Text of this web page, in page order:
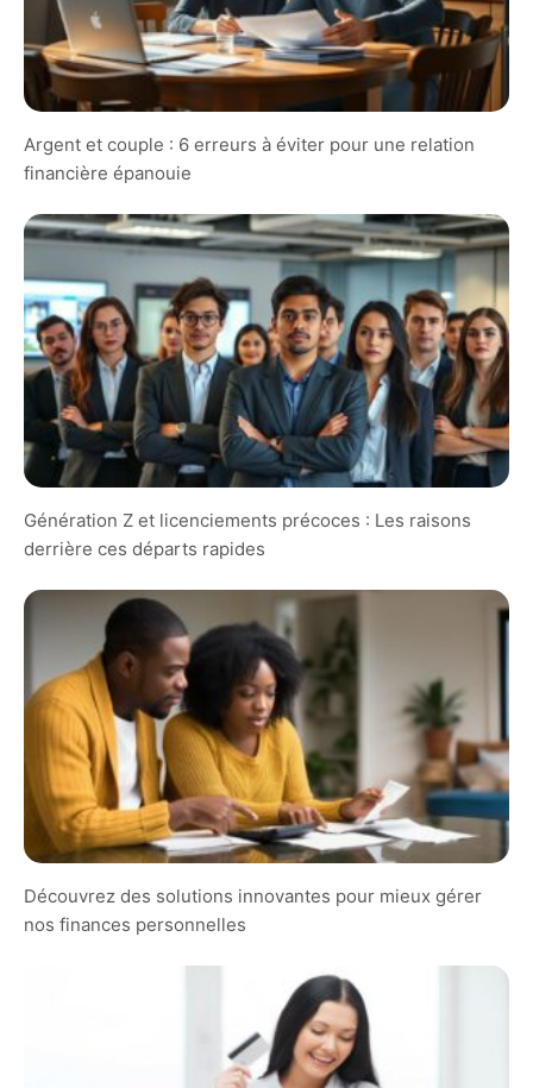
Argent et couple : 6 erreurs à éviter pour une relation
financière épanouie
Génération Z et licenciements précoces : Les raisons
derrière ces départs rapides
Découvrez des solutions innovantes pour mieux gérer
nos finances personnelles